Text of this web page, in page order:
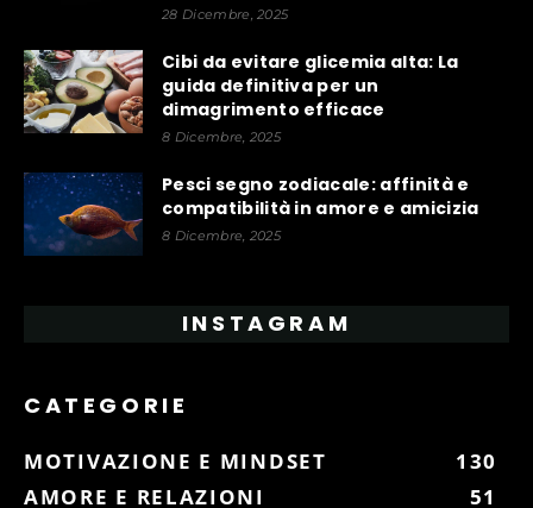
28 Dicembre, 2025
Cibi da evitare glicemia alta: La
guida definitiva per un
dimagrimento efficace
8 Dicembre, 2025
Pesci segno zodiacale: affinità e
compatibilità in amore e amicizia
8 Dicembre, 2025
INSTAGRAM
CATEGORIE
MOTIVAZIONE E MINDSET
130
AMORE E RELAZIONI
51